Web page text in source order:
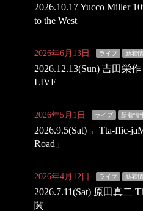
2026.10.17 Yucco Miller
to the West
2026年6月13日 ライブ 新着
2026.12.13(Sun) 吉田栄
LIVE
2026年5月1日 ライブ 新着情
2026.9.5(Sat) ←Tta-ffic-
Road」
2026年4月12日 ライブ 新着
2026.7.11(Sat) 原田真二
関